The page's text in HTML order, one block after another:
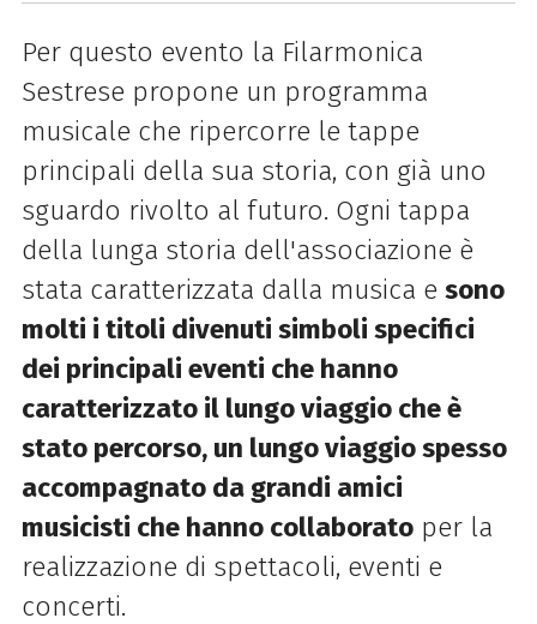
Per questo evento la Filarmonica
Sestrese propone un programma
musicale che ripercorre le tappe
principali della sua storia, con già uno
sguardo rivolto al futuro. Ogni tappa
della lunga storia dell'associazione è
stata caratterizzata dalla musica e sono
molti i titoli divenuti simboli specifici
dei principali eventi che hanno
caratterizzato il lungo viaggio che è
stato percorso, un lungo viaggio spesso
accompagnato da grandi amici
musicisti che hanno collaboratoper la
realizzazione di spettacoli, eventi e
concerti.